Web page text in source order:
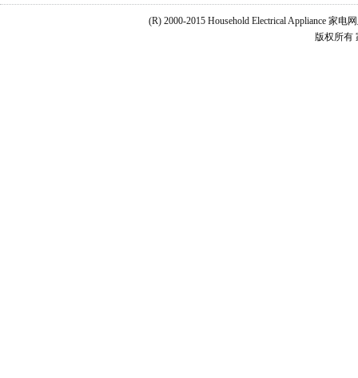
(R) 2000-2015 Household Electrical Appliance 家电
版权所有